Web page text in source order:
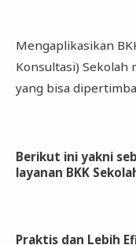
Mengaplikasikan
Konsultasi) Sekolah
yang bisa
Berikut ini yakni
layanan BKK
Praktis dan Lebih